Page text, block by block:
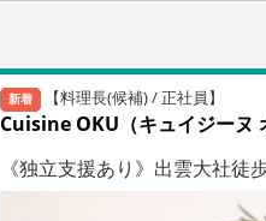
新着 【料理長(候補) / 正社員】
Cuisine OKU（キュイジーヌ
《独立支援あり》出雲大社徒